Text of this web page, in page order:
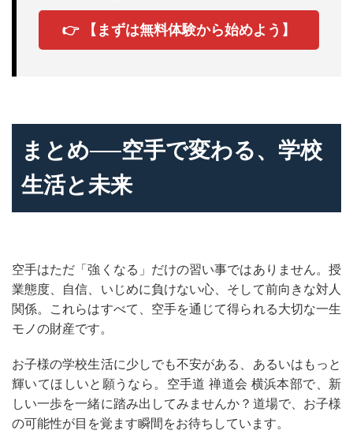
👉 【まずは無料体験から始めよう】
まとめ──空手で変わる、学校
生活と未来
空手はただ「強くなる」だけの習い事ではありません。授
業態度、自信、いじめに負けない心、そして前向きな対人
関係。これらはすべて、空手を通じて得られる大切な一生
モノの財産です。
お子様の学校生活に少しでも不安がある、あるいはもっと
輝いてほしいと願うなら。空手道 禅道会 横浜本部で、新
しい一歩を一緒に踏み出してみませんか？道場で、お子様
の可能性が目を覚ます瞬間をお待ちしています。